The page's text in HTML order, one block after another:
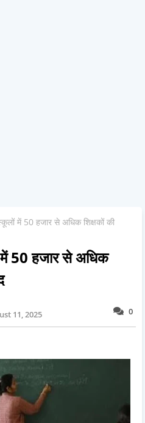
में 50 हजार से अधिक शिक्षकों की
में 50 हजार से अधिक
0
11, 2025